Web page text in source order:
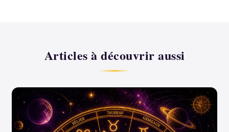
Articles à découvrir aussi